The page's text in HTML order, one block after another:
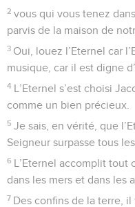
2 vous qui vous tenez
parvis de la maison de
3 Oui, louez l’Eternel car
musique, car il est digne
4 L’Eternel s’est choisi
comme un bien précieux.
5 Je sais, en vérité, que
Seigneur surpasse tous
6 L’Eternel accomplit tout
dans les mers et dans les
7 Des confins de la terre,